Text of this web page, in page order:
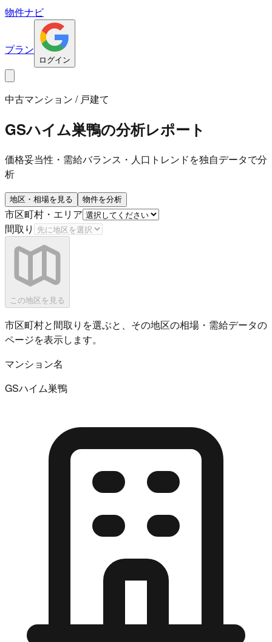
物件ナビ
プラン
ログイン
中古マンション / 戸建て
GSハイム巣鴨の分析レポート
価格妥当性・需給バランス・人口トレンドを独自データで分
析
地区・相場を見る 物件を分析
市区町村・エリア
間取り
この地区を見る
市区町村と間取りを選ぶと、その地区の相場・需給データの
ページを表示します。
マンション名
GSハイム巣鴨